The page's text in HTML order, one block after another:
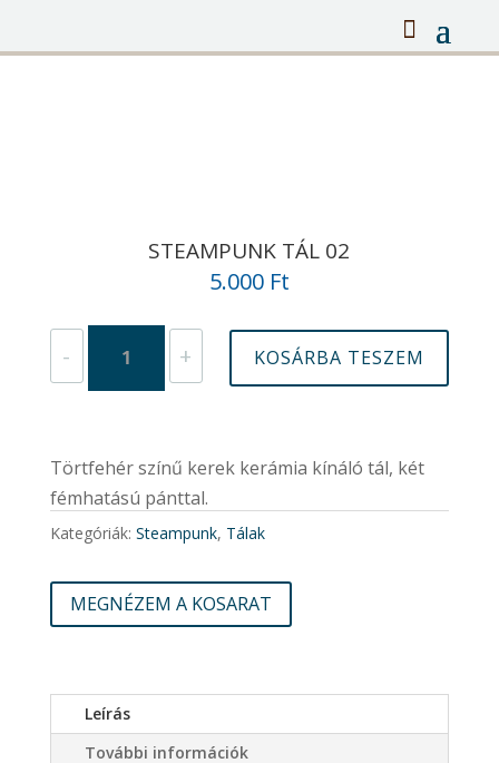
STEAMPUNK TÁL 02
5.000 Ft
-
Steampunk
02
+ KOSÁRBA TESZEM
Törtfehér színű kerek kerámia kínáló tál, két
fémhatású pánttal.
Kategóriák: Steampunk, Tálak
MEGNÉZEM A KOSARAT
Leírás
További információk